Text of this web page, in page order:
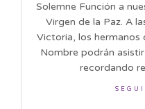
Solemne Función a
Virgen de la Paz. A
Victoria, los hermanos
Nombre podrán
recordando